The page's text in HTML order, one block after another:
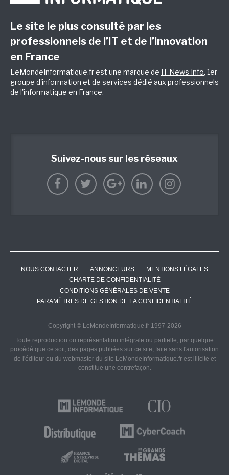
Le site le plus consulté par les
professionnels de l’IT et de l’innovation
en France
LeMondeInformatique.fr est une marque de IT News Info, 1er
groupe d'information et de services dédié aux professionnels
de l'informatique en France.
Suivez-nous sur les réseaux
NOUS CONTACTER ANNONCEURS
MENTIONS LÉGALES
CHARTE DE CONFIDENTIALITÉ
CONDITIONS GÉNÉRALES DE VENTE
PARAMÈTRES DE GESTION DE LA CONFIDENTIALITÉ
Copyright © LeMondeInformatique.fr 1997-2026
Toute reproduction ou représentation intégrale ou partielle, par quelque
procédé que ce soit, des pages publiées sur ce site, faite sans l'autorisation
de l'éditeur ou du webmaster du site LeMondeInformatique.fr est illicite et
constitue une contrefaçon.